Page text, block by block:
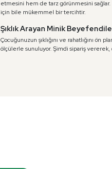
etmesini hem de tarz görünmesini
için bile mükemmel bir tercihtir.
Şıklık Arayan Minik
Çocuğunuzun şıklığını ve rahatlığını ön
ölçülerle sunuluyor. Şimdi sipariş vererek,